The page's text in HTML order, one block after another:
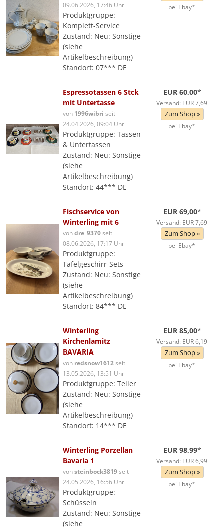
09.06.2026, 17:46 Uhr
Produktgruppe:
Komplett-Service
Zustand: Neu: Sonstige
(siehe
Artikelbeschreibung)
Standort: 07*** DE
bei Ebay*
Espressotassen 6 Stck
mit Untertasse
von 1996wibri seit
24.04.2026, 09:04 Uhr
Produktgruppe: Tassen
& Untertassen
Zustand: Neu: Sonstige
(siehe
Artikelbeschreibung)
Standort: 44*** DE
EUR 60,00*
Versand: EUR 7,69
Zum Shop »
bei Ebay*
Fischservice von
Winterling mit 6
vondre_9370seit
08.06.2026, 17:17 Uhr
Produktgruppe:
Tafelgeschirr-Sets
Zustand: Neu: Sonstige
(siehe
Artikelbeschreibung)
Standort: 84*** DE
EUR 69,00*
Versand: EUR 7,69
Zum Shop »
bei Ebay*
Winterling
Kirchenlamitz
BAVARIA
von redsnow1612seit
13.05.2026, 13:51 Uhr
Produktgruppe: Teller
Zustand: Neu: Sonstige
(siehe
Artikelbeschreibung)
Standort: 14*** DE
EUR 85,00*
Versand: EUR 6,19
Zum Shop »
bei Ebay*
Winterling Porzellan
Bavaria 1
vonsteinbock3819seit
24.05.2026, 16:56 Uhr
Produktgruppe:
Schüsseln
Zustand: Neu: Sonstige
(siehe
EUR 98,99*
Versand: EUR 6,99
Zum Shop »
bei Ebay*